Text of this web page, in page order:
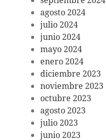
agosto 2024
julio 2024
junio 2024
mayo 2024
enero 2024
diciembre 2023
noviembre 2023
octubre 2023
agosto 2023
julio 2023
junio 2023